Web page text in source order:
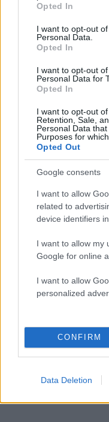
use your data for
consent section.
Opted In
I want to opt-out
Personal Data.
Opted In
I want to opt-out
Personal Data for
Opted In
I want to opt-out
Retention, Sale,
Personal Data
Purposes for
Opted Out
Google consents
I want to allow
related to
device identifiers
I want to allow my
Google for online
I want to allow
personalized
CONFIRM
Data Deletion
H Βαλέρια
γιο της στην
09.08.2026
Στέφανος
οικογένειας
08.08.2026